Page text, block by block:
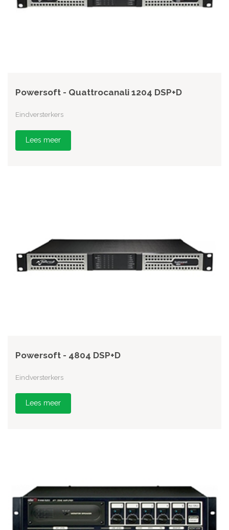
Powersoft - Quattrocanali 1204 DSP+D
Eindversterkers
Lees meer
Powersoft - 4804 DSP+D
Eindversterkers
Lees meer